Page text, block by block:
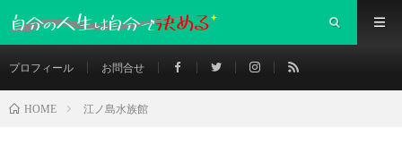
プロフィール お問合せ
HOME 江ノ島水族館